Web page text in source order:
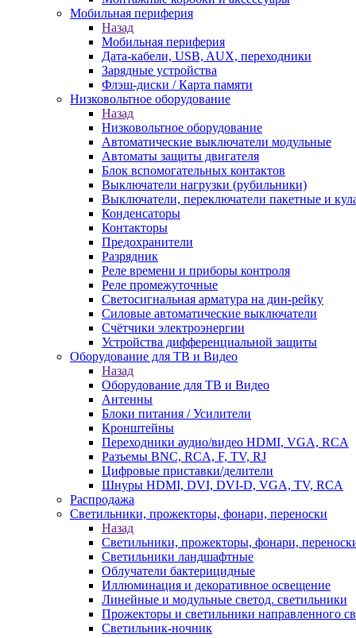
Мобильная периферия
Назад
Мобильная периферия
Дата-кабели, USB, AUX, переходники
Зарядные устройства
Флэш-диски / Карта памяти
Низковольтное оборудование
Назад
Низковольтное оборудование
Автоматические выключатели модульные
Автоматы защиты двигателя
Блок вспомогательных контактов
Выключатели нагрузки (рубильники)
Выключатели, переключатели пакетные и
Конденсаторы
Контакторы
Предохранители
Разрядник
Реле времени и приборы контроля
Реле промежуточные
Светосигнальная арматура на дин-рейку
Силовые автоматические выключатели
Счётчики электроэнергии
Устройства дифференциальной защиты
Оборудование для ТВ и Видео
Назад
Оборудование для ТВ и Видео
Антенны
Блоки питания / Усилители
Кронштейны
Переходники аудио/видео HDMI, VGA, RCA
Разъемы BNС, RCA, F, TV, RJ
Цифровые приставки/делители
Шнуры HDMI, DVI, DVI-D, VGA, TV, RCA
Распродажа
Светильники, прожекторы, фонари, переноски
Назад
Светильники, прожекторы, фонари,
Светильники ландшафтные
Облучатели бактерицидные
Иллюминация и декоративное освещение
Линейные и модульные светод. светильники
Прожекторы и светильники направленного
Светильник-ночник